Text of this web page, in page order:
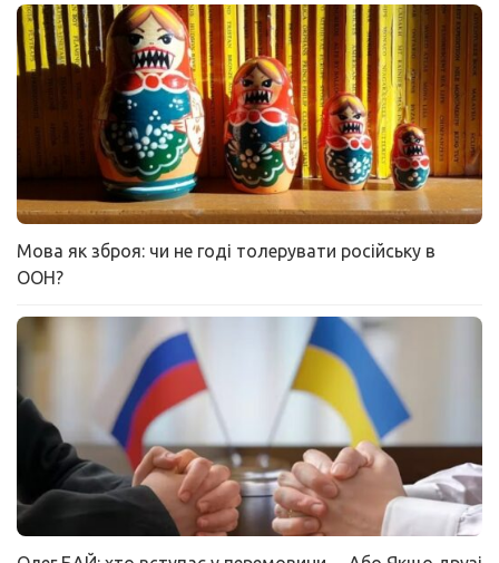
Мова як зброя: чи не годі толерувати російську в
ООН?